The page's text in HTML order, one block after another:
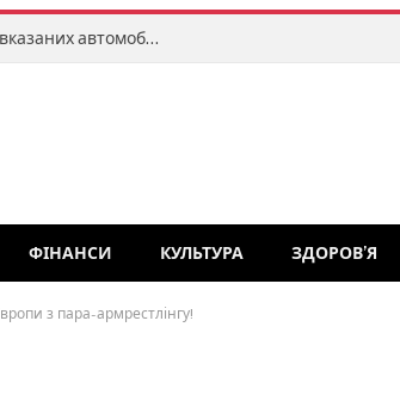
Сьогодні, починаючи з 9-ї години, на нижчевказаних автомобільних дорогах Житомирщини введено тепловий режим
ФІНАНСИ КУЛЬТУРА ЗДОРОВ’Я
з пара-армрестлінгу!